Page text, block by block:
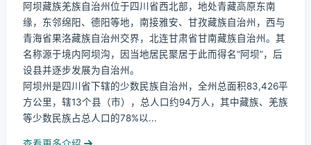
阿坝藏族羌族自治州位于四川省西北部，地处青藏高原东南
缘，东邻绵阳、德阳等地，南接雅安、甘孜藏族自治州，西与
青海省果洛藏族自治州交界，北连甘肃省甘南藏族自治州。其
名称源于境内阿坝沟，因当地居民聚居于此而得名“阿坝”，后
设县并逐步发展为自治州。
阿坝州是四川省下辖的少数民族自治州，全州总面积83,426平
方公里，辖13个县（市），总人口约94万人，其中藏族、羌族
等少数民族占总人口的78%以...